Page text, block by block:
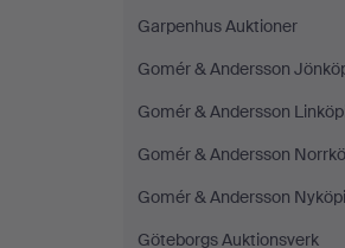
Garpenhus Auktioner
Gomér & Andersson
Gomér & Andersson
Gomér & Andersson
Gomér & Andersson
Göteborgs Auktionsverk